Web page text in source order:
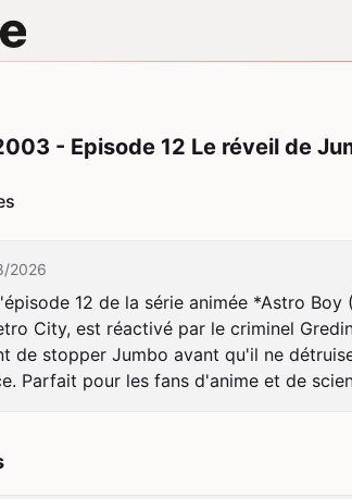
- Episode 12 Le réveil de
2026
12 de la série animée *Astro
City, est réactivé par le criminel
de stopper Jumbo avant qu'il ne
Parfait pour les fans d'anime et de